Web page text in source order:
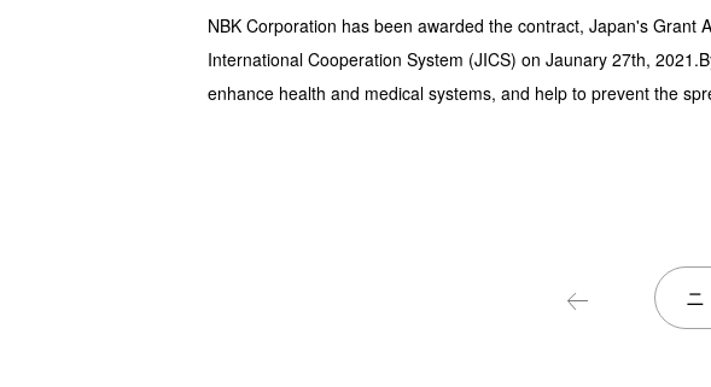
NBK Corporation has been awarded the contract, Japan's
International Cooperation System (JICS) on Jaunary 27th,
enhance health and medical systems, and help to prevent the